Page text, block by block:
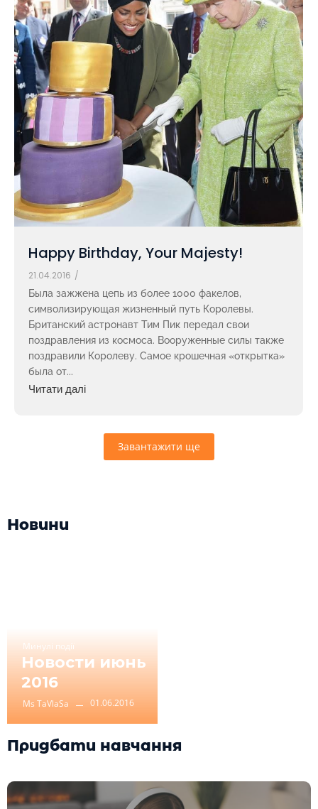
Happy Birthday, Your Majesty!
21.04.2016 /
Была зажжена цепь из более 1000 факелов,
символизирующая жизненный путь Королевы.
Британский астронавт Тим Пик передал свои
поздравления из космоса. Вооруженные силы также
поздравили Королеву. Самое крошечная «открытка»
была от...
Читати далі
Завантажити ще
Новини
Минулі події
Новости июнь
2016
Ms TaVlaSa 01.06.2016
Придбати навчання